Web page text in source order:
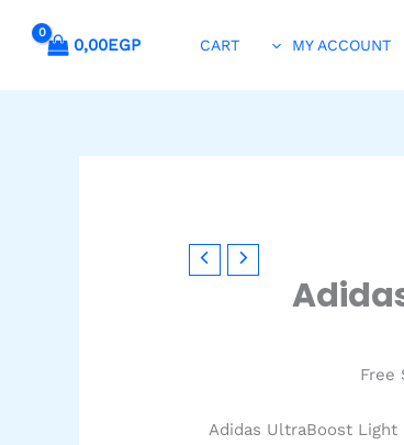
MY ACCOUNT
CART
0,00EGP
احصل على أقصى راحة وخفة وزن مع حذاء Adidas UltraBoost Light